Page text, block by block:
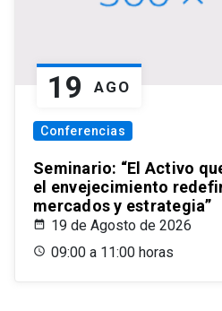
19 AGO
Conferencias
Seminario: “El Activo
el envejecimiento
mercados y estrategia”
19 de Agosto de 2026
09:00 a 11:00 horas